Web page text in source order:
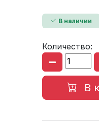
В наличии
Количество:
В